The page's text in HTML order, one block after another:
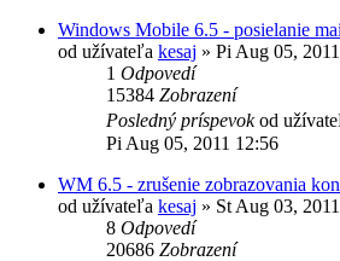
Windows Mobile 6.5 - posielanie
od užívateľa kesaj » Pi Aug 05,
1 Odpovedí
15384 Zobrazení
Posledný príspevokod
Pi Aug 05, 2011 12:56
WM 6.5 - zrušenie zobrazovania
od užívateľa kesaj » St Aug 03,
8 Odpovedí
20686 Zobrazení